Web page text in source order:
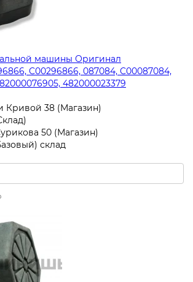
машины Оригинал
C00296866, 087084, C00087084,
482000023379
Кривой 38 (Магазин)
50 (Магазин)
склад